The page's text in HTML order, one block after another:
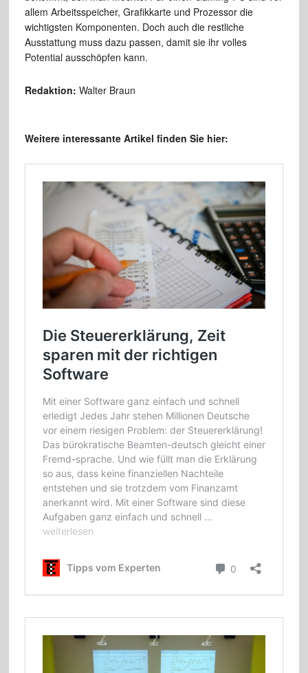
allem Arbeitsspeicher, Grafikkarte und Prozessor die
wichtigsten Komponenten. Doch auch die restliche
Ausstattung muss dazu passen, damit sie ihr volles
Potential ausschöpfen kann.
Redaktion: Walter Braun
Weitere interessante Artikel finden Sie hier: